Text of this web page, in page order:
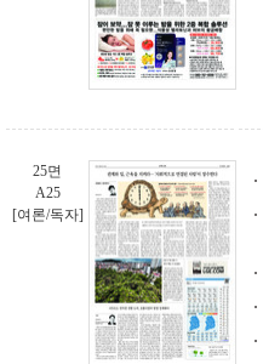
25면
A25
[여론/독자]